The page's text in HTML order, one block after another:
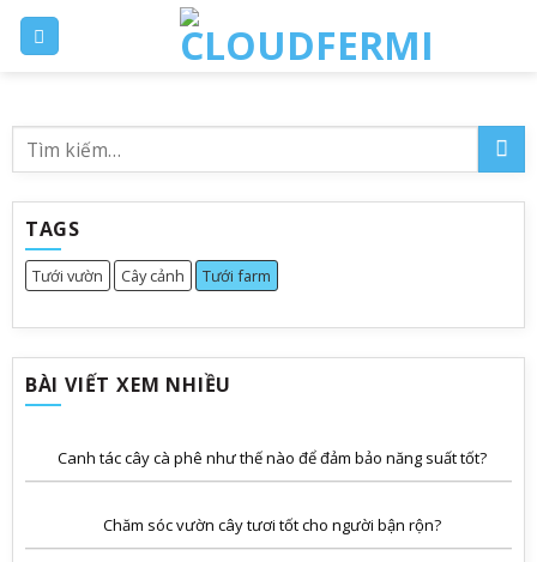
Skip
TAGS
Tưới vườn Cây cảnh Tưới farm
BÀI VIẾT XEM NHIỀU
Canh tác cây cà phê như thế nào để đảm bảo năng suất tốt?
Chăm sóc vườn cây tươi tốt cho người bận rộn?